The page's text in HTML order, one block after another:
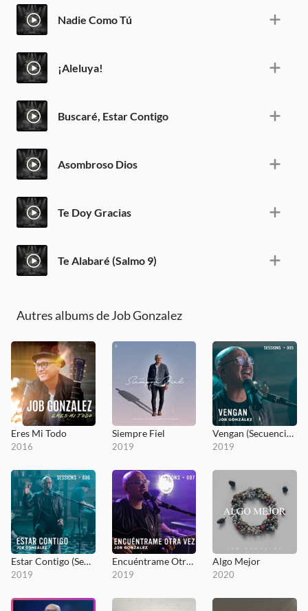
Nadie Como Tú
¡Aleluya!
Buscaré, Estar Contigo
Asombroso Dios
Te Doy Gracias
Te Alabaré (Salmo 9)
Autres albums de Job Gonzalez
Eres Mi Todo
2016
Siempre Fiel
2019
Vengan (Secuencias.com Session)
2019
Estar Contigo (Secuencias.com Session)
2019
Encuéntrame Otra Vez (Secuencias.com Session)
2019
Algo Mejor
2020